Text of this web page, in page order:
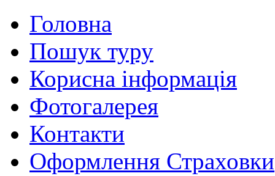
Головна
Пошук туру
Корисна інформація
Фотогалерея
Контакти
Оформлення Страховки